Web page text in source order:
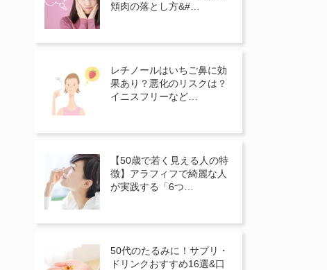
頬肉の落とし方&#…
レチノールはいちご鼻に効
果あり？悪化のリスクは？
イニスフリーなど…
【50歳で若く見える人の特
徴】アラフィフで綺麗な人
が実践する「6つ…
50代のたるみに！サプリ・
ドリンクおすすめ16選&口